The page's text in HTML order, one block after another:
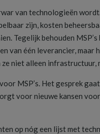
van technologieën
zijn, kosten
Tegelijk behouden
van één leverancier, maar
niet alleen infrastructuur,
MSP’s. Het gesprek
voor nieuwe kansen
op nóg een lijst met